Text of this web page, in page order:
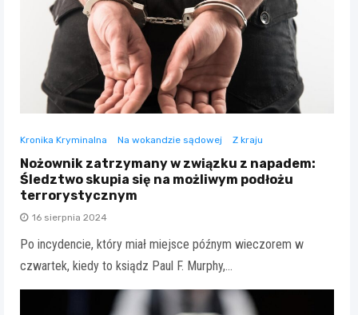
Kronika Kryminalna Na wokandzie sądowej Z kraju
Nożownik zatrzymany w związku z napadem:
Śledztwo skupia się na możliwym podłożu
terrorystycznym
16 sierpnia 2024
Po incydencie, który miał miejsce późnym wieczorem w
czwartek, kiedy to ksiądz Paul F. Murphy,…